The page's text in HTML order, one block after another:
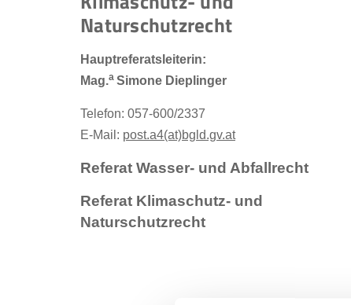
Naturschutzrecht
Hauptreferatsleiterin:
Mag.a Simone Dieplinger
Telefon: 057-600/2337
E-Mail: post.a4(at)bgld.gv.at
Referat Wasser- und Abfallrecht
Referat Klimaschutz- und
Naturschutzrecht